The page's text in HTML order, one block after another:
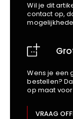
Harvest
Heckel
Jassz
Kariban
M-Safe
Wil je dit
contact op,
Wens je een
bestellen?
op maat
VRAAG